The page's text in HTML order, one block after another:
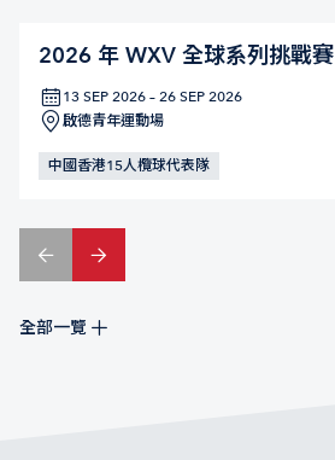
2026 年 WXV 全球系列挑戰賽
13 SEP 2026 – 26 SEP 2026
啟德青年運動場
中國香港15人欖球代表隊
全部一覽